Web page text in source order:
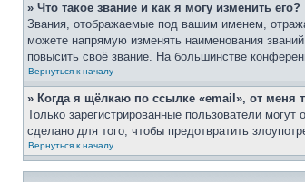
» Что такое звание и как я могу изменить его?
Звания, отображаемые под вашим именем,
можете напрямую изменять наименования
повысить своё звание. На большинстве
Вернуться к началу
» Когда я щёлкаю по ссылке «email», от меня
Только зарегистрированные пользователи
сделано для того, чтобы предотвратить
Вернуться к началу